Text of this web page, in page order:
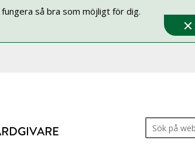
så bra som möjligt för dig.
Sök på